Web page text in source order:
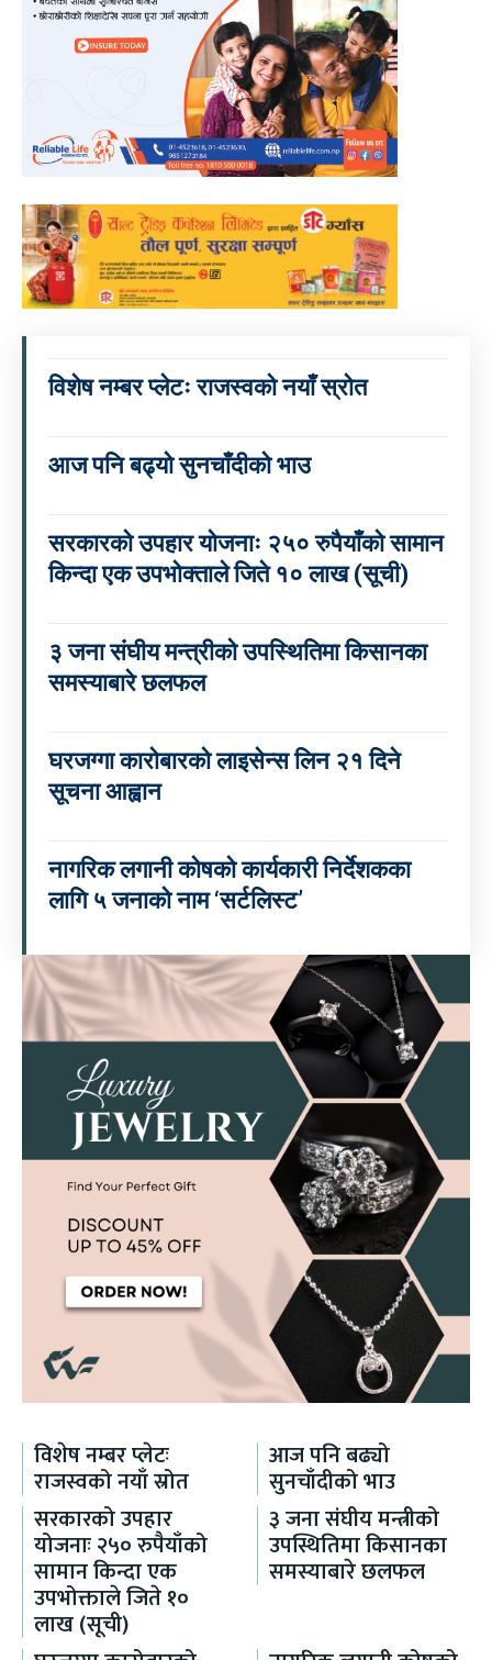
विशेष नम्बर प्लेटः राजस्वको नयाँ स्रोत
आज पनि बढ्यो सुनचाँदीको भाउ
सरकारको उपहार योजनाः २५० रुपैयाँको सामान
किन्दा एक उपभोक्ताले जिते १० लाख (सूची)
३ जना संघीय मन्त्रीको उपस्थितिमा किसानका
समस्याबारे छलफल
घरजग्गा कारोबारको लाइसेन्स लिन २१ दिने
सूचना आह्वान
नागरिक लगानी कोषको कार्यकारी निर्देशकका
लागि ५ जनाको नाम ‘सर्टलिस्ट’
विशेष नम्बर प्लेटः
राजस्वको नयाँ स्रोत
आज पनि बढ्यो
सुनचाँदीको भाउ
सरकारको उपहार
योजनाः २५० रुपैयाँको
सामान किन्दा एक
उपभोक्ताले जिते १०
लाख (सूची)
३ जना संघीय मन्त्रीको
उपस्थितिमा किसानका
समस्याबारे छलफल